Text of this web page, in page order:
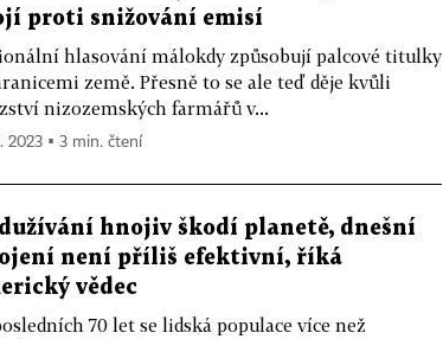
proti snižování emisí
hlasování málokdy způsobují palcové titulky
země. Přesně to se ale teď děje kvůli
nizozemských farmářů v...
2023 ▪ 3 min. čtení
hnojiv škodí planetě, dnešní
není příliš efektivní, říká
vědec
70 let se lidská populace více než